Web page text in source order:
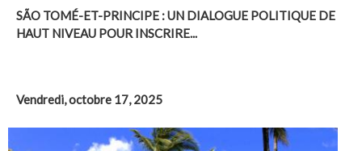
SÃO TOMÉ-ET-PRINCIPE : UN DIALOGUE POLITIQUE DE
HAUT NIVEAU POUR INSCRIRE...
Vendredi, octobre 17, 2025